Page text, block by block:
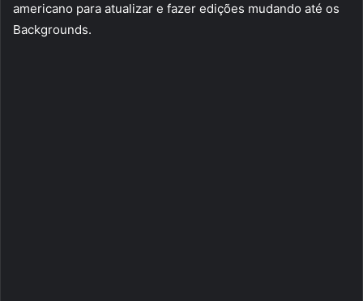
americano para atualizar e fazer edições mudando até os
Backgrounds.